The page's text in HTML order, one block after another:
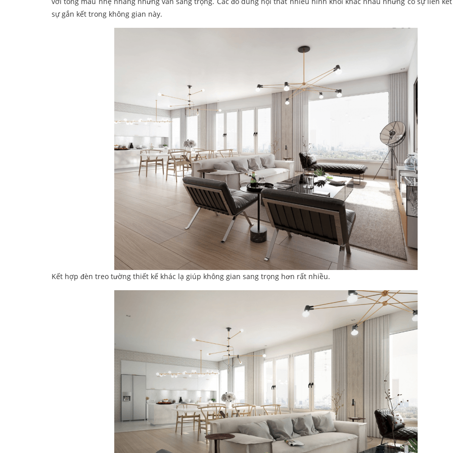
sự gắn kết trong không gian này.
Kết hợp đèn treo tường thiết kế khác lạ giúp không gian sang trọng hơn rất nhiều.